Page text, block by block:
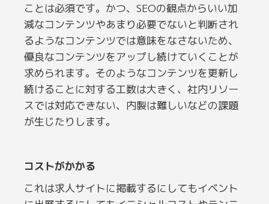
ことは必須です。かつ、SEOの観点からいい加
減なコンテンツやあまり必要でないと判断され
るようなコンテンツでは意味をなさないため、
優良なコンテンツをアップし続けていくことが
求められます。そのようなコンテンツを更新し
続けることに対する工数は大きく、社内リソー
スでは対応できない、内製は難しいなどの課題
が生じたりします。
コストがかかる
これは求人サイトに掲載するにしてもイベント